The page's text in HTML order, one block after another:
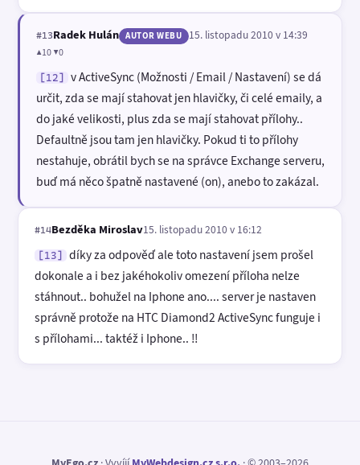
#13Radek Hulán AUTOR WEBU 15. listopadu 2010 v 14:39
▲10 ▼0
[12]
v ActiveSync (Možnosti / Email / Nastavení) se dá
určit, zda se mají stahovat jen hlavičky, či celé emaily, a
do jaké velikosti, plus zda se mají stahovat přílohy..
Defaultně jsou tam jen hlavičky. Pokud ti to přílohy
nestahuje, obrátil bych se na správce Exchange serveru,
buď má něco špatně nastavené (on), anebo to zakázal.
#14Bezděka Miroslav15. listopadu 2010 v 16:12
[13]
díky za odpověď ale toto nastavení jsem prošel
dokonale a i bez jakéhokoliv omezení příloha nelze
stáhnout.. bohužel na Iphone ano.... server je nastaven
správně protože na HTC Diamond2 ActiveSync funguje i
s přílohami... taktéž i Iphone.. !!